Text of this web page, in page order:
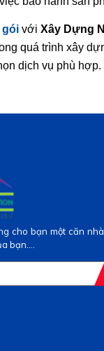
gói với Xây Dựng
quá trình xây
dịch vụ phù hợp.
cho bạn một căn
bạn....